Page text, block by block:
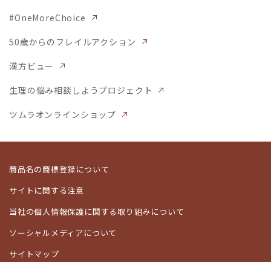
#OneMoreChoice
50歳からのフレイルアクション
漢方ビュー
生理の悩み相談しようプロジェクト
ツムラオンラインショップ
商品名の商標登録について
サイトに関する注意
当社の個人情報保護に関する取り組みについて
ソーシャルメディアについて
サイトマップ